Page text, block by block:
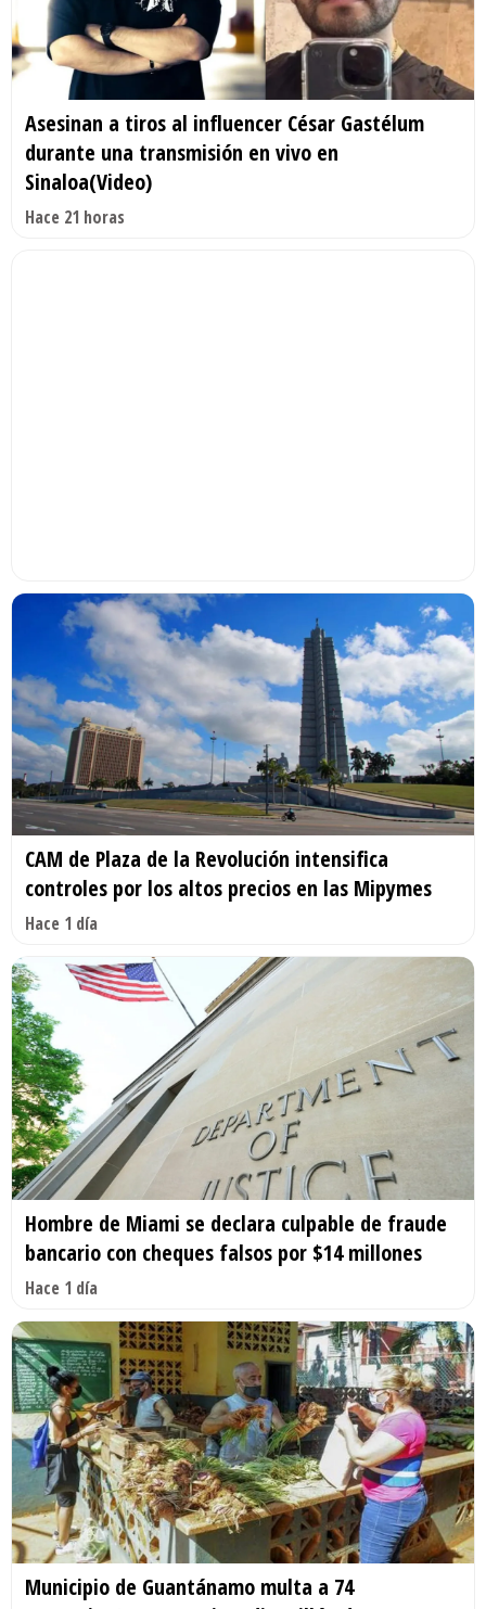
Asesinan a tiros al influencer César Gastélum
durante una transmisión en vivo en
Sinaloa(Video)
Hace 21 horas
CAM de Plaza de la Revolución intensifica
controles por los altos precios en las Mipymes
Hace 1 día
Hombre de Miami se declara culpable de fraude
bancario con cheques falsos por $14 millones
Hace 1 día
Municipio de Guantánamo multa a 74